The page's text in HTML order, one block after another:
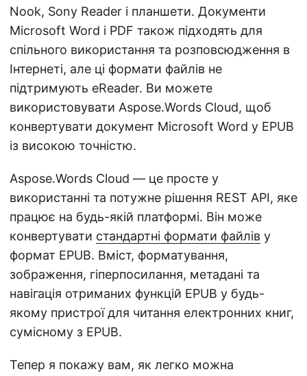
Nook, Sony Reader і планшети. Документи
Microsoft Word і PDF також підходять для
спільного використання та розповсюдження в
Інтернеті, але ці формати файлів не
підтримують eReader. Ви можете
використовувати Aspose.Words Cloud, щоб
конвертувати документ Microsoft Word у EPUB
із високою точністю.
Aspose.Words Cloud — це просте у
використанні та потужне рішення REST API, яке
працює на будь-якій платформі. Він може
конвертувати стандартні формати файлів у
формат EPUB. Вміст, форматування,
зображення, гіперпосилання, метадані та
навігація отриманих функцій EPUB у будь-
якому пристрої для читання електронних книг,
сумісному з EPUB.
Тепер я покажу вам, як легко можна